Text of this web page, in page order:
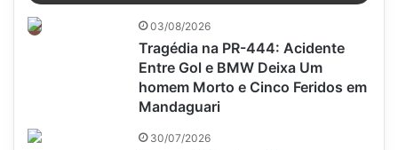
03/08/2026
Tragédia na PR-444: Acidente
Entre Gol e BMW Deixa Um
homem Morto e Cinco Feridos em
Mandaguari
30/07/2026